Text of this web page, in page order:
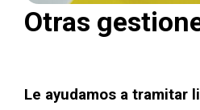
Otras
Le ayudamos a tramitar